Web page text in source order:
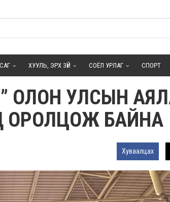
ХУУЛЬ, ЭРХ ЗҮЙ СОЁЛ УРЛАГ СПОРТ
ОЛОН УЛСЫН
ОРОЛЦОЖ БАЙНА
Хуваалцах